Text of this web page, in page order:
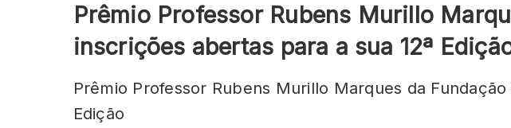
Prêmio Professor Rubens Murillo
inscrições abertas para a sua 12ª
Prêmio Professor Rubens Murillo Marques da
Edição